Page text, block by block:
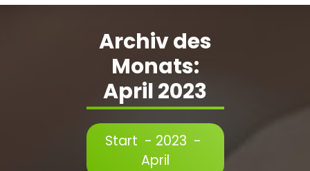
Archiv des
Monats:
April 2023
Start - 2023 -
April